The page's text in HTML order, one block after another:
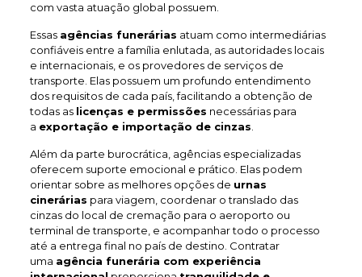
com vasta atuação global possuem.
Essas agências funerárias atuam como intermediárias
confiáveis entre a família enlutada, as autoridades locais
e internacionais, e os provedores de serviços de
transporte. Elas possuem um profundo entendimento
dos requisitos de cada país, facilitando a obtenção de
todas as licenças e permissões necessárias para
a exportação e importação de cinzas
Além da parte burocrática, agências especializadas
oferecem suporte emocional e prático. Elas podem
orientar sobre as melhores opções de urnas
cinerárias para viagem, coordenar o translado das
cinzas do local de cremação para o aeroporto ou
terminal de transporte, e acompanhar todo o processo
até a entrega final no país de destino. Contratar
uma agência funerária com experiência